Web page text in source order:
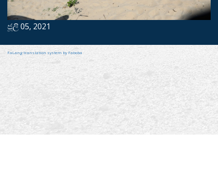
ජූලි 05, 2021
FaLang translation system by Faboba